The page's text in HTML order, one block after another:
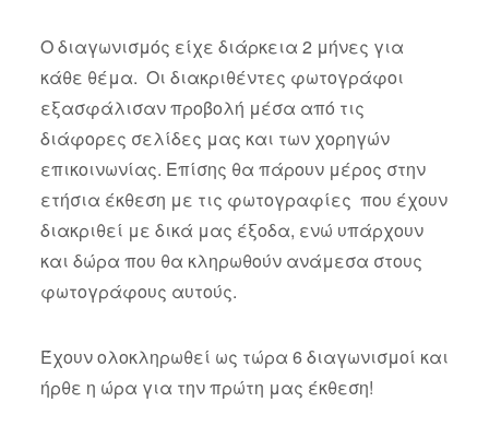
Ο διαγωνισμός είχε διάρκεια 2 μήνες για
κάθε θέμα. Οι διακριθέντες φωτογράφοι
εξασφάλισαν προβολή μέσα από τις
διάφορες σελίδες μας και των χορηγών
επικοινωνίας. Επίσης θα πάρουν μέρος στην
ετήσια έκθεση με τις φωτογραφίες που έχουν
διακριθεί με δικά μας έξοδα, ενώ υπάρχουν
και δώρα που θα κληρωθούν ανάμεσα στους
φωτογράφους αυτούς.
Έχουν ολοκληρωθεί ως τώρα 6 διαγωνισμοί και
ήρθε η ώρα για την πρώτη μας έκθεση!